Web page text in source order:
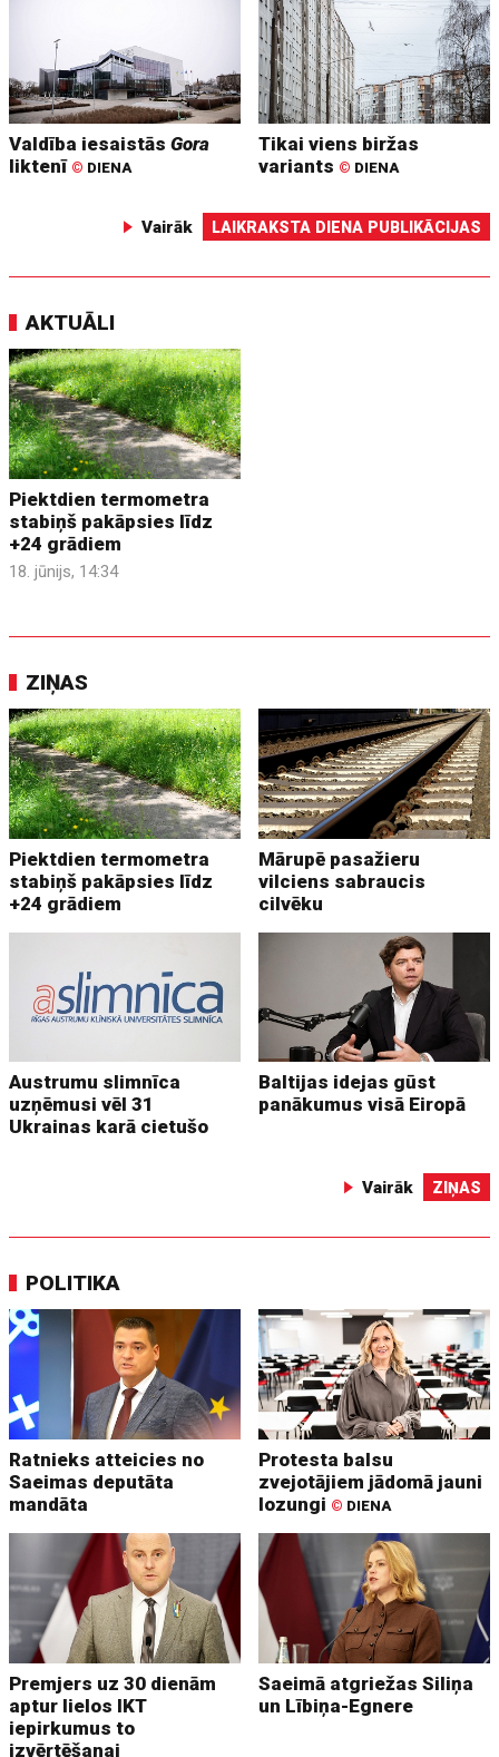
Valdība iesaistāsGora
liktenī © DIENA
Tikai viens biržas
variants © DIENA
Vairāk LAIKRAKSTA DIENA PUBLIKĀCIJAS
AKTUĀLI
Piektdien termometra
stabiņš pakāpsies līdz
+24 grādiem
18. jūnijs, 14:34
ZIŅAS
Piektdien termometra
stabiņš pakāpsies līdz
+24 grādiem
Mārupē pasažieru
vilciens sabraucis
cilvēku
Austrumu slimnīca
uzņēmusi vēl 31
Ukrainas karā cietušo
Baltijas idejas gūst
panākumus visā Eiropā
Vairāk ZIŅAS
POLITIKA
Ratnieks atteicies no
Saeimas deputāta
mandāta
Protesta balsu
zvejotājiem jādomā jauni
lozungi © DIENA
Premjers uz 30 dienām
aptur lielos IKT
iepirkumus to
izvērtēšanai
Saeimā atgriežas Siliņa
un Lībiņa-Egnere